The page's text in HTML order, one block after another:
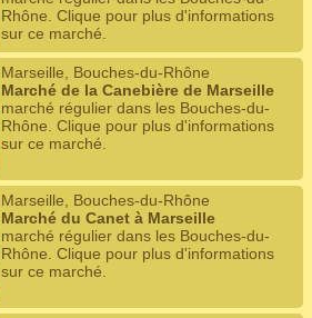
Rhône. Clique pour plus d'informations
sur ce marché.
Marseille, Bouches-du-Rhône
Marché de la Canebière de Marseille
marché régulier dans les Bouches-du-
Rhône. Clique pour plus d'informations
sur ce marché.
Marseille, Bouches-du-Rhône
Marché du Canet à Marseille
marché régulier dans les Bouches-du-
Rhône. Clique pour plus d'informations
sur ce marché.